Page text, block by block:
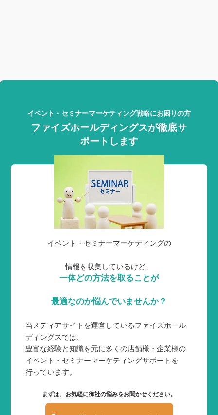
イベント・セミナーマーケティング戦略にお困りの方
ファイズホールディングスが徹底サ
ポートします
イベント・セミナーマーケティングの
情報を収集しているけど、
一体どの方法を取ることが
最適なのか悩んでいませんか？
当メディアサイトを運営しているファイズホール
ディングスでは、
豊富な経験と知識を元に多くの店舗様・企業様の
イベント・セミナーマーケティングサポートを
行っています。
まずは、お気軽に御社の悩みをお聞かせください。